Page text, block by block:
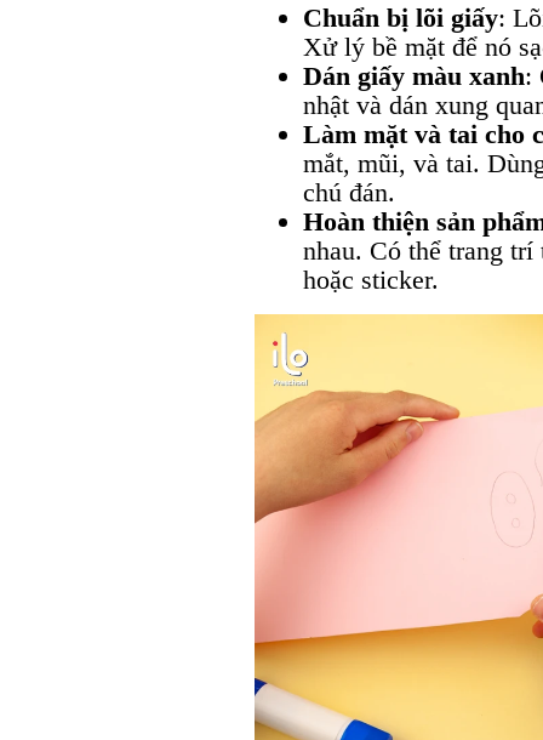
Chuẩn bị lõi giấy:
Xử lý bề mặt để nó
Dán giấy màu xanh:
nhật và dán xung
Làm mặt và tai cho
mắt, mũi, và tai.
chú đán.
Hoàn thiện sản
nhau. Có thể trang trí
hoặc sticker.